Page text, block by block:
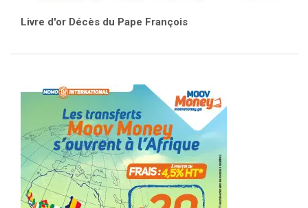
Livre d'or Décès du Pape François